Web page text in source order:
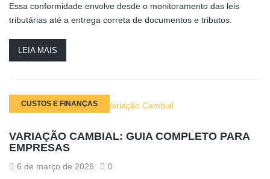
Essa conformidade envolve desde o monitoramento das leis
tributárias até a entrega correta de documentos e tributos.
LEIA MAIS
CUSTOS E FINANÇAS
VARIAÇÃO CAMBIAL: GUIA COMPLETO PARA
EMPRESAS
6 de março de 2026 0